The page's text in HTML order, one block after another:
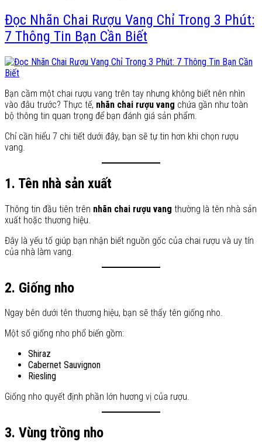
Đọc Nhãn Chai Rượu Vang Chỉ Trong 3 Phút:
7 Thông Tin Bạn Cần Biết
Bạn cầm một chai rượu vang trên tay nhưng không biết nên nhìn
vào đâu trước? Thực tế, nhãn chai rượu vang chứa gần như toàn
bộ thông tin quan trọng để bạn đánh giá sản phẩm.
Chỉ cần hiểu 7 chi tiết dưới đây, bạn sẽ tự tin hơn khi chọn rượu
vang.
1. Tên nhà sản xuất
Thông tin đầu tiên trên nhãn chai rượu vang thường là tên nhà sản
xuất hoặc thương hiệu.
Đây là yếu tố giúp bạn nhận biết nguồn gốc của chai rượu và uy tín
của nhà làm vang.
2. Giống nho
Ngay bên dưới tên thương hiệu, bạn sẽ thấy tên giống nho.
Một số giống nho phổ biến gồm:
Shiraz
Cabernet Sauvignon
Riesling
Giống nho quyết định phần lớn hương vị của rượu.
3. Vùng trồng nho